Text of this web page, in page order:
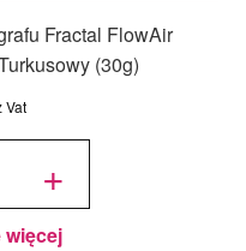
Fractal FlowAir
(30g)
Vat
+
więcej